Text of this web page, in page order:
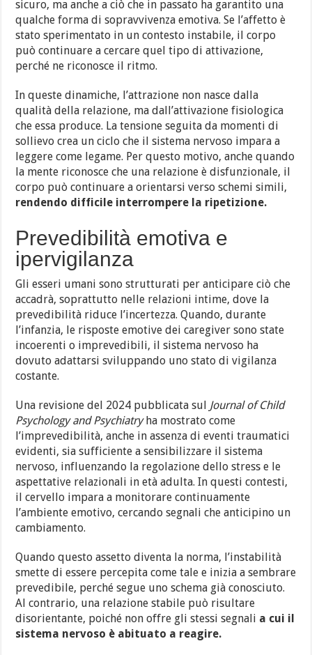
sicuro, ma anche a ciò che in passato ha garantito una
qualche forma di sopravvivenza emotiva. Se l’affetto è
stato sperimentato in un contesto instabile, il corpo
può continuare a cercare quel tipo di attivazione,
perché ne riconosce il ritmo.
In queste dinamiche, l’attrazione non nasce dalla
qualità della relazione, ma dall’attivazione fisiologica
che essa produce. La tensione seguita da momenti di
sollievo crea un ciclo che il sistema nervoso impara a
leggere come legame. Per questo motivo, anche quando
la mente riconosce che una relazione è disfunzionale, il
corpo può continuare a orientarsi verso schemi simili,
rendendo difficile interrompere la ripetizione.
Prevedibilità emotiva e
ipervigilanza
Gli esseri umani sono strutturati per anticipare ciò che
accadrà, soprattutto nelle relazioni intime, dove la
prevedibilità riduce l’incertezza. Quando, durante
l’infanzia, le risposte emotive dei caregiver sono state
incoerenti o imprevedibili, il sistema nervoso ha
dovuto adattarsi sviluppando uno stato di vigilanza
costante.
Una revisione del 2024 pubblicata sul Journal of Child
Psychology and Psychiatryha mostrato come
l’imprevedibilità, anche in assenza di eventi traumatici
evidenti, sia sufficiente a sensibilizzare il sistema
nervoso, influenzando la regolazione dello stress e le
aspettative relazionali in età adulta. In questi contesti,
il cervello impara a monitorare continuamente
l’ambiente emotivo, cercando segnali che anticipino un
cambiamento.
Quando questo assetto diventa la norma, l’instabilità
smette di essere percepita come tale e inizia a sembrare
prevedibile, perché segue uno schema già conosciuto.
Al contrario, una relazione stabile può risultare
disorientante, poiché non offre gli stessi segnali a cui il
sistema nervoso è abituato a reagire.